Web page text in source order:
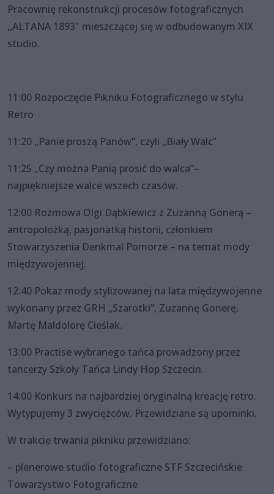
Pracownię rekonstrukcji procesów fotograficznych
,,ALTANA 1893" mieszczącej się w odbudowanym XIX
studio.
11:00 Rozpoczęcie Pikniku Fotograficznego w stylu
Retro
11:20 „Panie proszą Panów”, czyli „Biały Walc”
11:25 „Czy można Panią prosić do walca”–
najpiękniejsze walce wszech czasów.
12:00 Rozmowa Olgi Dąbkiewicz z Zuzanną Gonerą –
antropolożką, pasjonatką historii, członkiem
Stowarzyszenia Denkmal Pomorze – na temat mody
międzywojennej.
12:40 Pokaz mody stylizowanej na lata międzywojenne
wykonany przez GRH „Szarotki”, Zuzannę Gonerę,
Martę Maldolorę Cieślak.
13:00 Practise wybranego tańca prowadzony przez
tancerzy Szkoły Tańca Lindy Hop Szczecin.
14:00 Konkurs na najbardziej oryginalną kreację retro.
Wytypujemy 3 zwycięzców. Przewidziane są upominki.
W trakcie trwania pikniku przewidziano:
– plenerowe studio fotograficzne STF Szczecińskie
Towarzystwo Fotograficzne